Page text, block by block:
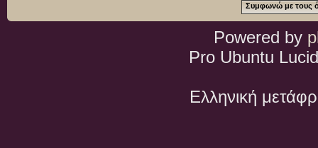
Powered by
Pro Ubuntu
Ελληνική